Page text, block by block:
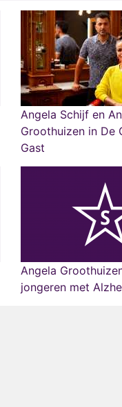
Angela Schijf en
Groothuizen in De
Gast
Angela
jongeren met